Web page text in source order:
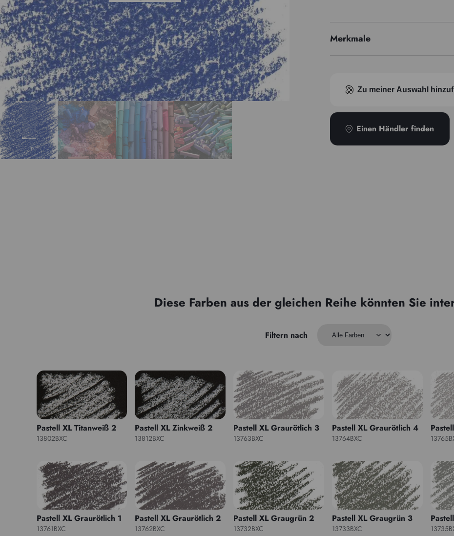
Merkmale
Zu meiner Auswahl
Einen Händler finden
Diese Farben aus der gleichen Reihe könnten Sie
Filtern nach
Pastell XL Titanweiß 2
13802BXC
Pastell XL Zinkweiß 2
13812BXC
Pastell XL Graurötlich 3
13763BXC
Pastell XL Graurötlich 4
13764BXC
Pastell XL Graurötlich 1
13761BXC
Pastell XL Graurötlich 2
13762BXC
Pastell XL Graugrün 2
13732BXC
Pastell XL Graugrün 3
13733BXC